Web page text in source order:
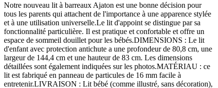
Notre nouveau lit à barreaux Ajaton est une bonne décision pour
tous les parents qui attachent de l'importance à une apparence stylée
et à une utilisation universelle.Le lit d'appoint se distingue par sa
fonctionnalité particulière. Il est pratique et confortable et offre un
espace de sommeil douillet pour les bébés.DIMENSIONS : Le lit
d'enfant avec protection antichute a une profondeur de 80,8 cm, une
largeur de 144,4 cm et une hauteur de 83 cm. Les dimensions
détaillées sont également indiquées sur les photos.MATÉRIAU : ce
lit est fabriqué en panneau de particules de 16 mm facile à
entretenir.LIVRAISON : Lit bébé (comme illustré, sans décoration),